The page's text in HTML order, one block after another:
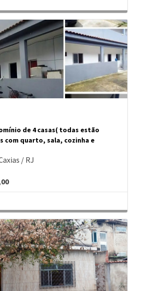
de 4 casas( todas estão
com quarto, sala, cozinha e
/ RJ